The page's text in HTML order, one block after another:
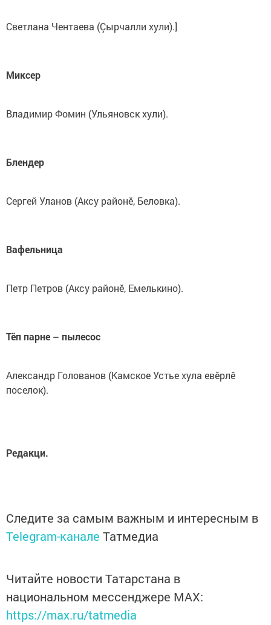
Светлана Чентаева (Çырчалли хули).]
Миксер
Владимир Фомин (Ульяновск хули).
Блендер
Сергей Уланов (Аксу районӗ, Беловка).
Вафельница
Петр Петров (Аксу районӗ, Емелькино).
Тӗп парне – пылесос
Александр Голованов (Камское Устье хула евӗрлӗ
поселок).
Редакци.
Следите за самым важным и интересным в
Telegram-канале Татмедиа
Читайте новости Татарстана в
национальном мессенджере MАХ:
https://max.ru/tatmedia